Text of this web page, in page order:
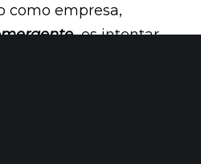
como empresa,
,es intentar